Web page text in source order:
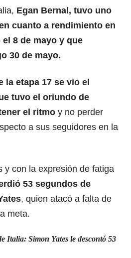
Egan Bernal, tuvo uno
cuanto a rendimiento en
8 de mayo y que
30 de mayo.
la etapa 17 se vio el
tuvo el oriundo de
el ritmo y no perder
a sus seguidores en la
y con la expresión de fatiga
53 segundos de
, quien atacó a falta de
meta.
Italia: Simon Yates le descontó 53